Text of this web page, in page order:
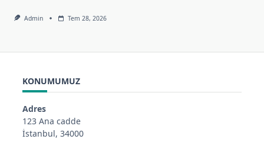
Admin Tem 28, 2026
KONUMUMUZ
Adres
123 Ana cadde
İstanbul, 34000